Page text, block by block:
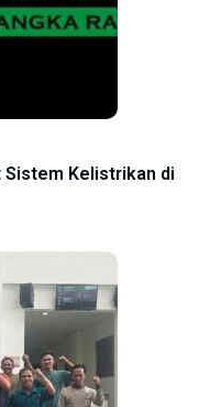
Sistem Kelistrikan di